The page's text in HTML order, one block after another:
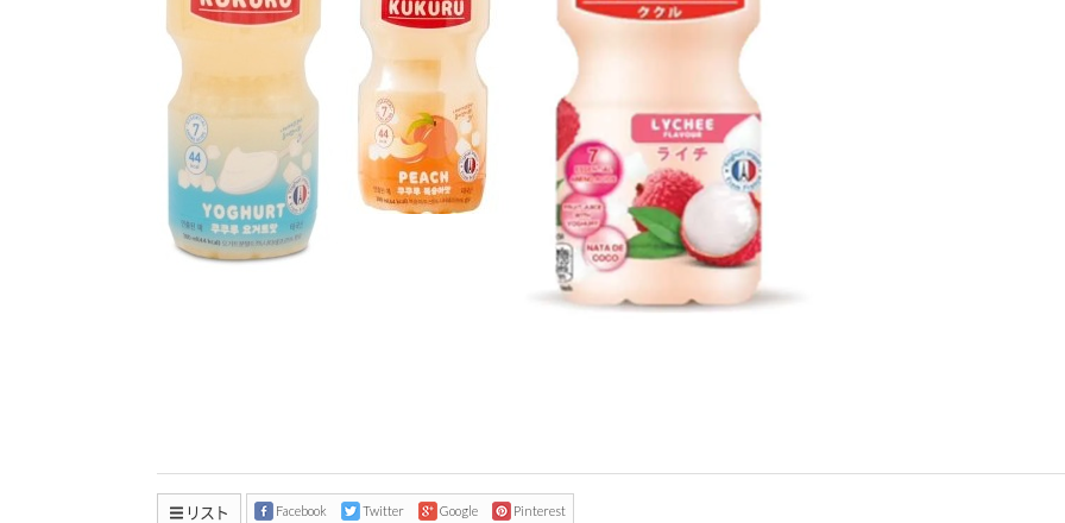
リスト Facebook Twitter Google Pinterest